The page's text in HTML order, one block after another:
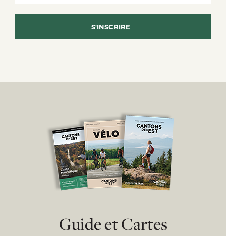
Guide et Cartes